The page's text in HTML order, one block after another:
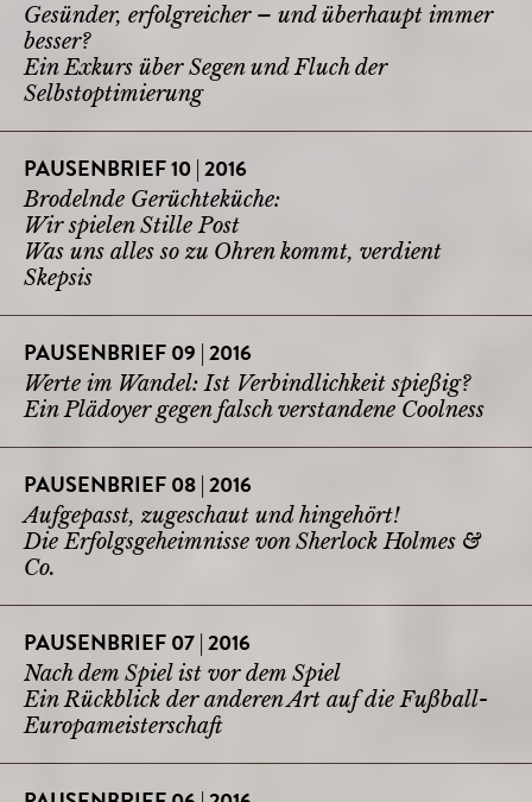
Gesünder, erfolgreicher – und überhaupt immer
besser?
Ein Exkurs über Segen und Fluch der
Selbstoptimierung
PAUSENBRIEF 10 | 2016
Brodelnde Gerüchteküche:
Wir spielen Stille Post
Was uns alles so zu Ohren kommt, verdient
Skepsis
PAUSENBRIEF 09 | 2016
Werte im Wandel: Ist Verbindlichkeit spießig?
Ein Plädoyer gegen falsch verstandene Coolness
PAUSENBRIEF 08 | 2016
Aufgepasst, zugeschaut und hingehört!
Die Erfolgsgeheimnisse von Sherlock Holmes &
Co.
PAUSENBRIEF 07 | 2016
Nach dem Spiel ist vor dem Spiel
Ein Rückblick der anderen Art auf die Fußball-
Europameisterschaft